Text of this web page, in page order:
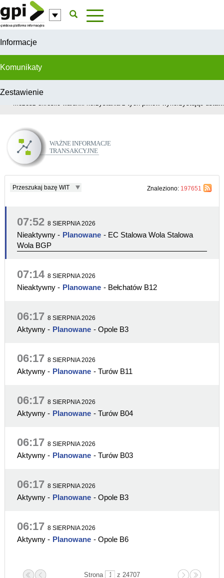
Przejdź do komentarzy
Informacje
Komunikaty
Zestawienie
W celu świadczenia usług na najwyższym poziomie, serwis GPI
Możesz określić warunki korzystania z tych plików wykorzystując
Ważne Informacje Transakcyjne
Znaleziono: 197651
Przeszukaj bazę WIT
07:52 8 SIERPNIA 2026
Nieaktywny- Planowane - EC Stalowa Wola Stalowa
Wola BGP
07:14 8 SIERPNIA 2026
Nieaktywny- Planowane - Bełchatów B12
06:17 8 SIERPNIA 2026
Aktywny- Planowane - Opole B3
06:17 8 SIERPNIA 2026
Aktywny- Planowane - Turów B11
06:17 8 SIERPNIA 2026
Aktywny- Planowane - Turów B04
06:17 8 SIERPNIA 2026
Aktywny- Planowane - Turów B03
06:17 8 SIERPNIA 2026
Aktywny- Planowane - Opole B3
06:17 8 SIERPNIA 2026
Aktywny- Planowane - Opole B6
Strona z 24707